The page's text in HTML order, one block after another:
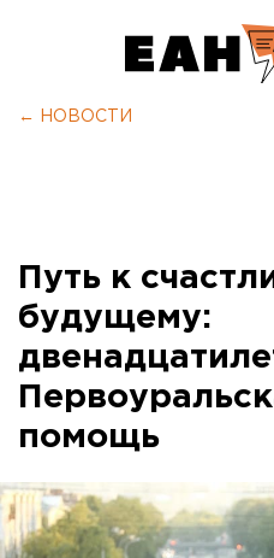
← НОВОСТИ
Путь к
будущему:
помощь